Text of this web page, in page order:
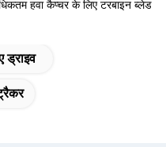
हवा कैप्चर के लिए टरबाइन ब्लेड
ड्राइव